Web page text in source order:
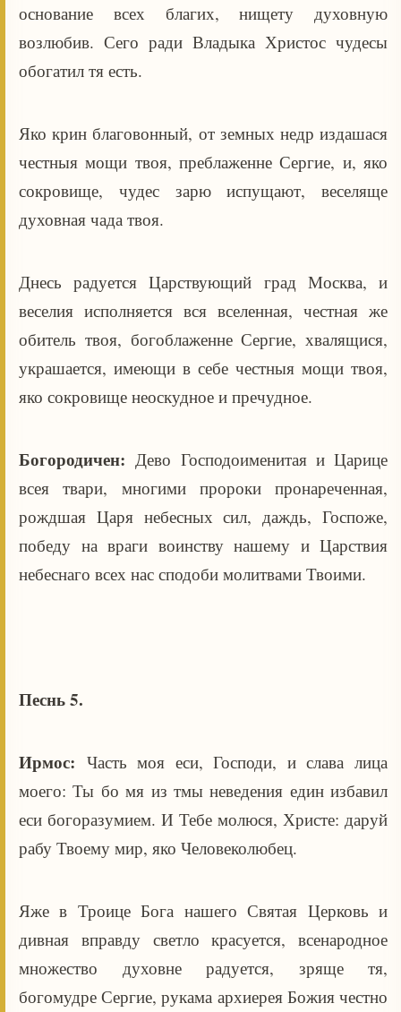
основание всех благих, нищету духовную
возлюбив. Сего ради Владыка Христос чудесы
обогатил тя есть.
Яко крин благовонный, от земных недр издашася
честныя мощи твоя, преблаженне Сергие, и, яко
сокровище, чудес зарю испущают, веселяще
духовная чада твоя.
Днесь радуется Царствующий град Москва, и
веселия исполняется вся вселенная, честная же
обитель твоя, богоблаженне Сергие, хвалящися,
украшается, имеющи в себе честныя мощи твоя,
яко сокровище неоскудное и пречудное.
Богородичен:Дево Господоименитая и Царице
всея твари, многими пророки пронареченная,
рождшая Царя небесных сил, даждь, Госпоже,
победу на враги воинству нашему и Царствия
небеснаго всех нас сподоби молитвами Твоими.
Песнь 5.
Ирмос: Часть моя еси, Господи, и слава лица
моего: Ты бо мя из тмы неведения един избавил
еси богоразумием. И Тебе молюся, Христе: даруй
рабу Твоему мир, яко Человеколюбец.
Яже в Троице Бога нашего Святая Церковь и
дивная вправду светло красуется, всенародное
множество духовне радуется, зряще тя,
богомудре Сергие, рукама архиерея Божия честно